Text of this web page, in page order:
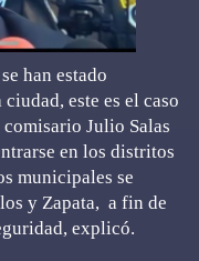
han estado
este es el caso
comisario Julio Salas
en los distritos
municipales se
y Zapata, a fin de
explicó.